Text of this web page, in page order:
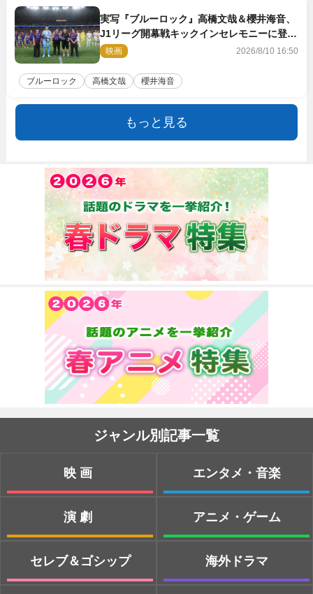
実写『ブルーロック』高橋文哉＆櫻井海音、
J1リーグ開幕戦キックインセレモニーに登場
＆喜びの声到着
映画 2026/8/10 16:50
ブルーロック 高橋文哉 櫻井海音
もっと見る
ジャンル別記事一覧
映画
演劇
セレブ＆ゴシップ
エンタメ・音楽
アニメ・ゲーム
海外ドラマ